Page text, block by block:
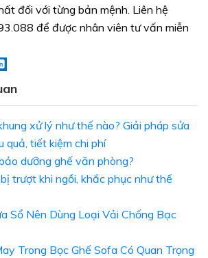
đối với từng bản mệnh. Liên hệ
để được nhân viên tư vấn miễn
xử lý như thế nào? Giải pháp sửa
quả, tiết kiệm chi phí
dưỡng ghế văn phòng?
trượt khi ngồi, khắc phục như thế
Sổ Nên Dùng Loại Vải Chống Bạc
Trong Bọc Ghế Sofa Có Quan Trọng